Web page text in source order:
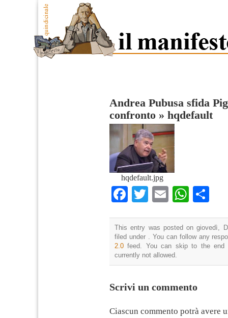
Andrea Pubusa sfida
confronto » hqdefault
hqdefault.jpg
Facebook
TwitterEmail
This entry was posted on giovedì,
filed under . You can follow any
2.0 feed. You can skip to the end
currently not allowed.
Scrivi un commento
Ciascun commento potrà avere